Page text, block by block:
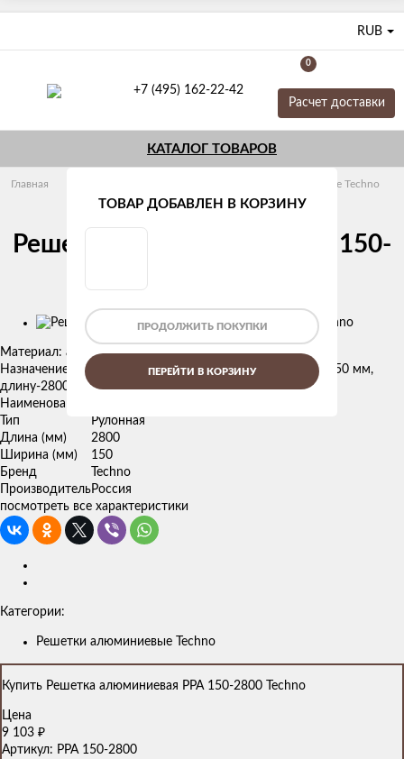
RUB
+7 (495) 162-22-42
0
Расчет доставки
КАТАЛОГ ТОВАРОВ
Главная Решетки алюминиевые Techno
Решетка алюминиевая PPA 150-
Изображения
Материал: анодированный алюминий
Назначение: для Техно КВЗ и КВЗВ , имеющих ширину-150 мм,
длину-2800 мм
Наименование
Тип
Рулонная
Длина (мм)
2800
Ширина (мм)
150
Бренд
Techno
ПроизводительРоссия
посмотреть все характеристики
Категории:
Решетки алюминиевые Techno
Купить Решетка алюминиевая PPA 150-2800 Techno
Цена
9 103 ₽
Артикул: PPA 150-2800
ТОВАР ДОБАВЛЕН В КОРЗИНУ
ПРОДОЛЖИТЬ ПОКУПКИ
ПЕРЕЙТИ В КОРЗИНУ